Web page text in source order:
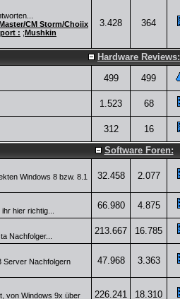
CM Storm/Choiix
: ; Mushkin
3.428 364
Hardware Reviews:
499 499
1.523 68
312 16
Software Foren:
Windows 8 bzw. 8.1
32.458 2.077
hier richtig... 66.980 4.875
Nachfolger... 213.667 16.785
Server Nachfolgern
47.968 3.363
von Windows 9x über
226.241 18.310